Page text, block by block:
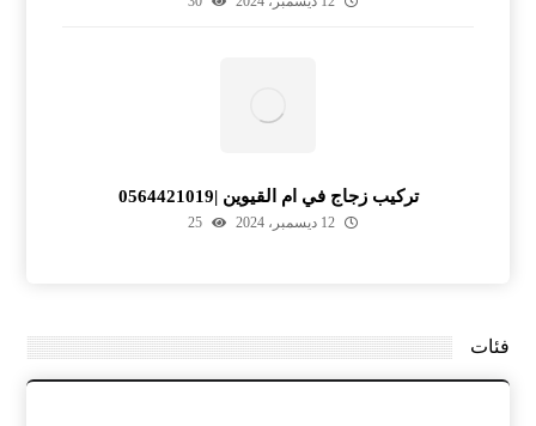
تركيب زجاج في ام القيوين |0564421019
12 ديسمبر، 2024 25
فئات